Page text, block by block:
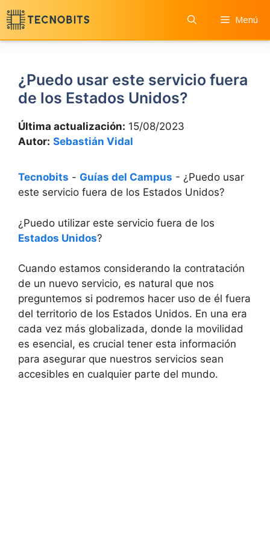
Saltar
al
contenido
Menú
¿Puedo usar este servicio fuera
de los Estados Unidos?
Última actualización: 15/08/2023
Autor: Sebastián Vidal
Tecnobits - Guías del Campus - ¿Puedo usar
este servicio fuera de los Estados Unidos?
¿Puedo utilizar este servicio fuera de los
Estados Unidos?
Cuando estamos considerando la contratación
de un nuevo servicio, es natural que nos
preguntemos si podremos hacer uso de él fuera
del territorio de los Estados Unidos. En una era
cada vez más globalizada, donde la movilidad
es esencial, es crucial tener esta información
para asegurar que nuestros servicios sean
accesibles en cualquier parte del mundo.